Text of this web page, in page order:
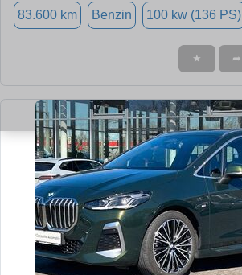
83.600 km Benzin 100 kw (136 PS)
★ ➦